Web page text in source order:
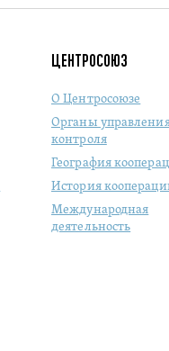
ЦЕНТРОСОЮЗ
О Центросоюзе
Органы
контроля
География
История
Международная
деятельность